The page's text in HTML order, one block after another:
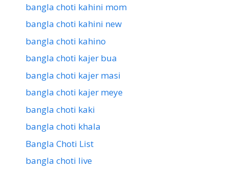
bangla choti kahini mom
bangla choti kahini new
bangla choti kahino
bangla choti kajer bua
bangla choti kajer masi
bangla choti kajer meye
bangla choti kaki
bangla choti khala
Bangla Choti List
bangla choti live